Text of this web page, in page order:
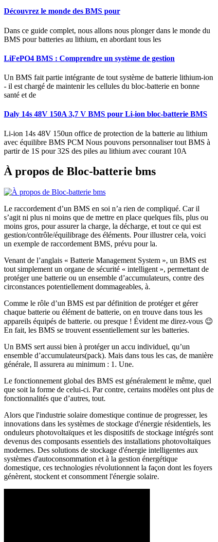
Découvrez le monde des BMS pour
Dans ce guide complet, nous allons nous plonger dans le monde du
BMS pour batteries au lithium, en abordant tous les
LiFePO4 BMS : Comprendre un système de gestion
Un BMS fait partie intégrante de tout système de batterie lithium-ion
- il est chargé de maintenir les cellules du bloc-batterie en bonne
santé et de
Daly 14s 48V 150A 3,7 V BMS pour Li-ion bloc-batterie BMS
Li-ion 14s 48V 150un office de protection de la batterie au lithium
avec équilibre BMS PCM Nous pouvons personnaliser tout BMS à
partir de 1S pour 32S des piles au lithium avec courant 10A
À propos de Bloc-batterie bms
Le raccordement d’un BMS en soi n’a rien de compliqué. Car il
s’agit ni plus ni moins que de mettre en place quelques fils, plus ou
moins gros, pour assurer la charge, la décharge, et tout ce qui est
gestion/contrôle/équilibrage des éléments. Pour illustrer cela, voici
un exemple de raccordement BMS, prévu pour la.
Venant de l’anglais « Batterie Management System », un BMS est
tout simplement un organe de sécurité « intelligent », permettant de
protéger une batterie ou un ensemble d’accumulateurs, contre des
circonstances potentiellement dommageables, à.
Comme le rôle d’un BMS est par définition de protéger et gérer
chaque batterie ou élément de batterie, on en trouve dans tous les
appareils équipés de batterie. ou presque ! Évident me direz-vous 😉
En fait, les BMS se trouvent essentiellement sur les batteries.
Un BMS sert aussi bien à protéger un accu individuel, qu’un
ensemble d’accumulateurs(pack). Mais dans tous les cas, de manière
générale, Il assurera au minimum : 1. Une.
Le fonctionnement global des BMS est généralement le même, quel
que soit la forme de celui-ci. Par contre, certains modèles ont plus de
fonctionnalités que d’autres, tout.
Alors que l'industrie solaire domestique continue de progresser, les
innovations dans les systèmes de stockage d'énergie résidentiels, les
onduleurs photovoltaïques et les dispositifs de stockage intégrés sont
devenus des composants essentiels des installations photovoltaïques
modernes. Des solutions de stockage d'énergie intelligentes aux
systèmes d'autoconsommation et à la gestion énergétique
domestique, ces technologies révolutionnent la façon dont les foyers
génèrent, stockent et consomment l'énergie solaire.